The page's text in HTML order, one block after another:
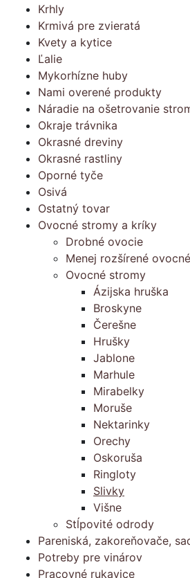
Krhly
Krmivá pre zvieratá
Kvety a kytice
Ľalie
Mykorhízne huby
Nami overené produkty
Náradie na ošetrovanie
Okraje trávnika
Okrasné dreviny
Okrasné rastliny
Oporné tyče
Osivá
Ostatný tovar
Ovocné stromy a kríky
Drobné ovocie
Menej rozšírené
Ovocné stromy
Ázijska hruška
Broskyne
Čerešne
Hrušky
Jablone
Marhule
Mirabelky
Moruše
Nektarinky
Orechy
Oskoruša
Ringloty
Slivky
Višne
Stĺpovité odrody
Pareniská, zakoreňovače,
Potreby pre vinárov
Pracovné rukavice